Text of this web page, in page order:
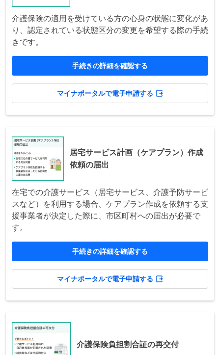
介護保険の適用を受けている方の心身の状態に変化があ
り、認定されている状態区分の変更を希望する際の手続
きです。
手続きの詳細を確認する
マイナポータルで電子申請する
居宅サービス計画（ケアプラン）作成
依頼の届出
在宅での介護サービス（居宅サービス、介護予防サービ
スなど）を利用する場合、ケアプラン作成を依頼する支
援事業者が決定した際に、市区町村への届出が必要で
す。
手続きの詳細を確認する
マイナポータルで電子申請する
介護保険負担割合証の再交付